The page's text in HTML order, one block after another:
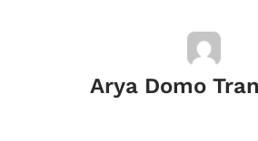
Arya Domo